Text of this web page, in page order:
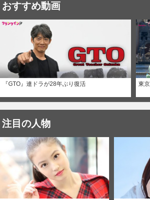
おすすめ動画
『GTO』連ドラが28年ぶり復活 東
注目の人物